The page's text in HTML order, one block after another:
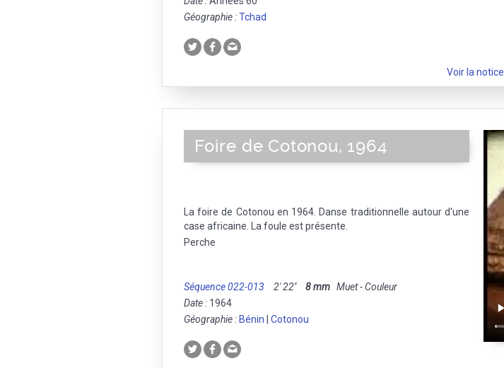
Géographie :Tchad
Voir la notice
Foire de Cotonou, 1964
La foire de Cotonou en 1964. Danse traditionnelle autour d'une
case africaine. La foule est présente.
Perche
Séquence 022-013 2' 22'' 8 mm Muet - Couleur
Date : 1964
Géographie : Bénin Cotonou